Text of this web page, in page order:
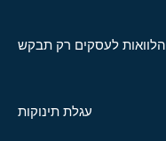
הלוואות לעסקים רק תבקש
עגלת תינוקות